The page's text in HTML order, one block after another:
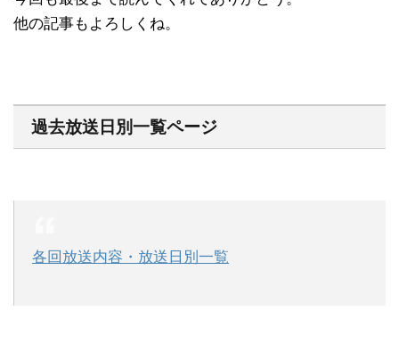
他の記事もよろしくね。
過去放送日別一覧ページ
各回放送内容・放送日別一覧